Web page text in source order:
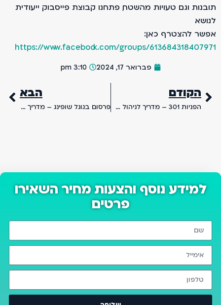
תובנות וגם טעויות מהשטח, פתחנו קבוצת פייסבוק ייעודית
לנושא.
אפשר להצטרף כאן:
https://www.facebook.com/groups/613684318407971
פברואר 17, 2024 3:10 pm
הקודם
הפניות 301 – מדריך לניהול שימוש נכון בהפניות באתר
הבא
פרסום בגוגל שופינג – מדריך להקמת קמפיין שופינג בגוגל (מעודכן ל-2024)
למידע נוסף והצעות מחיר השאירו
פרטים